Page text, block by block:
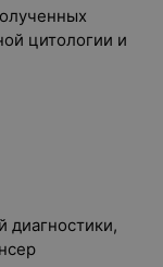
цитологии и
диагностики,